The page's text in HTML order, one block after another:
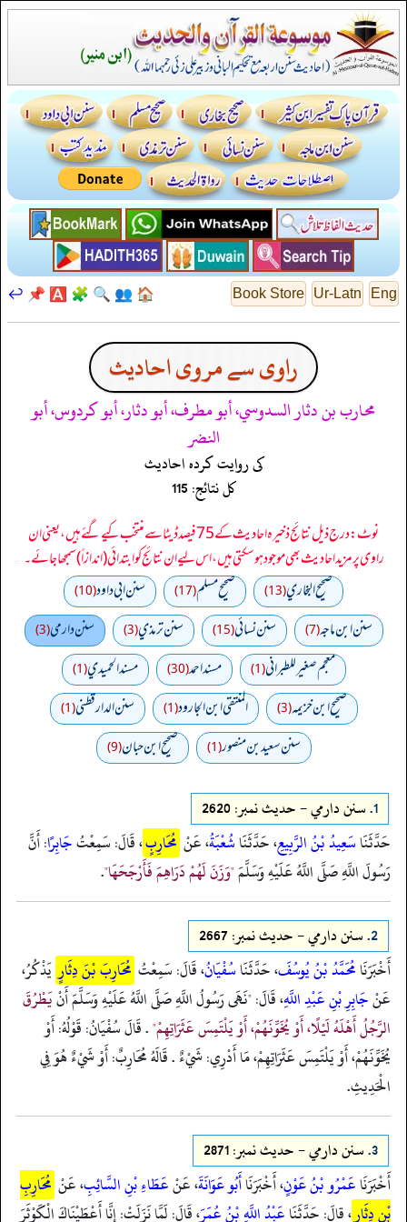
Eng
Ur-Latn
Book Store
🏠
👥
🔍
🧩
🅰️
📌
↩️
راوی سے مروی احادیث
محارب بن دثار السدوسي، أبو مطرف، أبو دثار، أبو كردوس، أبو
النضر
کی روایت کردہ احادیث
کل نتائج: 115
نوٹ: درج ذیل نتائج ذخیرہ احادیث کے 75 فیصد ڈیٹا سے منتخب کیے گئے ہیں، یعنی ان
راوی پر مزید احادیث بھی موجود ہو سکتی ہیں، اس لیے ان نتائج کو ابتدائی (اندازاً) سمجھا جائے۔
صحيح البخاري(13) صحيح مسلم(17) سنن ابي داود(10)
سنن ابن ماجه(7) سنن نسائي(15) سنن ترمذي(3) سنن دارمي(3)
معجم صغير للطبراني(1) مسند احمد(30) مسند الحميدي(1)
صحيح ابن خزيمه(3) المنتقى ابن الجارود(1) سنن الدارقطني(1)
سنن سعید بن منصور(1) صحیح ابن حبان(9)
1. سنن دارمي - حدیث نمبر: 2620
حَدَّثَنَاسَعِيدُ بْنُ الرَّبِيعِ، حَدَّثَنَاشُعْبَةُ، عَنْ مُحَارِبٍ، قَالَ: سَمِعْتُجَابِرًا: أَنَّ
رَسُولَ اللَّهِ صَلَّى اللَّهُ عَلَيْهِ وَسَلَّمَ"وَزَنَ لَهُمْ دَرَاهِمَ فَأَرْجَحَهَا".
2. سنن دارمي - حدیث نمبر: 2667
أَخْبَرَنَامُحَمَّدُ بْنُ يُوسُفَ، حَدَّثَنَاسُفْيَانُ، قَالَ: سَمِعْتُ مُحَارِبَ بْنَ دِثَارٍ يَذْكُرُ،
عَنْجَابِرِ بْنِ عَبْدِ اللَّهِ، قَالَ: "نَهَى رَسُولُ اللَّهِ صَلَّى اللَّهُ عَلَيْهِ وَسَلَّمَ أَنْيَطْرُقَ
الرَّجُلُ أَهْلَهُ لَيْلًا، أَوْ يُخَوِّنَهُمْ، أَوْ يَلْتَمِسَ عَثَرَاتِهِمْ". قَالَ سُفْيَانُ: قَوْلُهُ: أَوْ
يُخَوِّنَهُمْ، أَوْ يَلْتَمِسَ عَثَرَاتِهِمْ، مَا أَدْرِي: شَيْءٌ . قَالَهُ مُحَارِبٌ: أَوْ شَيْءٌ هُوَ فِي
الْحَدِيثِ.
3. سنن دارمي - حدیث نمبر: 2871
أَخْبَرَنَاعَمْرُو بْنُ عَوْنٍ، أَخْبَرَنَاأَبُو عَوَانَةَ، عَنْعَطَاءِ بْنِ السَّائِبِ، عَنْ مُحَارِبِ
بْنِ دِثَارٍ، قالَ: حَدَّثَنَاعَبْدُ اللَّهِ بْنُ عُمَرَ، قَالَ: لَمَّا نَزَلَتْ: إِنَّا أَعْطَيْنَاكَ الْكَوْثَرَ